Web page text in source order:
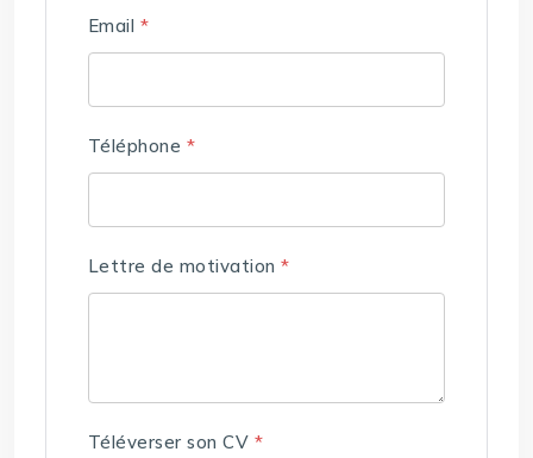
Email *
Téléphone *
Lettre de motivation*
Téléverser son CV *